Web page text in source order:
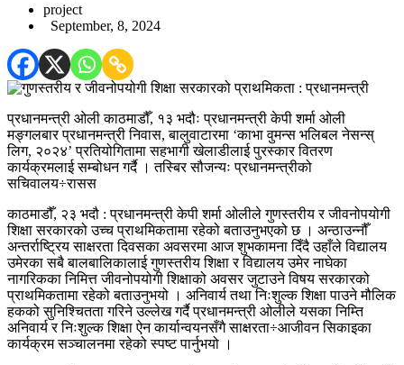
project
September, 8, 2024
प्रधानमन्त्री ओली काठमाडौँ, १३ भदौः प्रधानमन्त्री केपी शर्मा ओली
मङ्गलबार प्रधानमन्त्री निवास, बालुवाटारमा ‘काभा वुमन्स भलिबल नेसन्स्
लिग, २०२४’ प्रतियोगितामा सहभागी खेलाडीलाई पुरस्कार वितरण
कार्यक्रमलाई सम्बोधन गर्दै । तस्बिर सौजन्यः प्रधानमन्त्रीको
सचिवालय÷रासस
काठमाडौँ, २३ भदौ : प्रधानमन्त्री केपी शर्मा ओलीले गुणस्तरीय र जीवनोपयोगी
शिक्षा सरकारको उच्च प्राथमिकतामा रहेको बताउनुभएको छ । अन्ठाउन्नौँ
अन्तर्राष्ट्रिय साक्षरता दिवसका अवसरमा आज शुभकामना दिँदै उहाँले विद्यालय
उमेरका सबै बालबालिकालाई गुणस्तरीय शिक्षा र विद्यालय उमेर नाघेका
नागरिकका निमित्त जीवनोपयोगी शिक्षाको अवसर जुटाउने विषय सरकारको
प्राथमिकतामा रहेको बताउनुभयो । अनिवार्य तथा निःशुल्क शिक्षा पाउने मौलिक
हकको सुनिश्चितता गरिने उल्लेख गर्दै प्रधानमन्त्री ओलीले यसका निम्ति
अनिवार्य र निःशुल्क शिक्षा ऐन कार्यान्वयनसँगै साक्षरता÷आजीवन सिकाइका
कार्यक्रम सञ्चालनमा रहेको स्पष्ट पार्नुभयो ।